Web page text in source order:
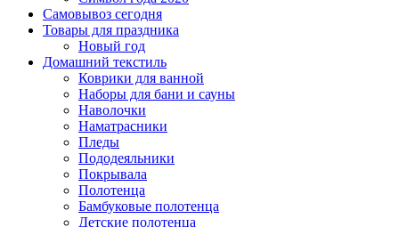
Самовывоз сегодня
Товары для праздника
Новый год
Домашний текстиль
Коврики для ванной
Наборы для бани и сауны
Наволочки
Наматрасники
Пледы
Пододеяльники
Покрывала
Полотенца
Бамбуковые полотенца
Детские полотенца